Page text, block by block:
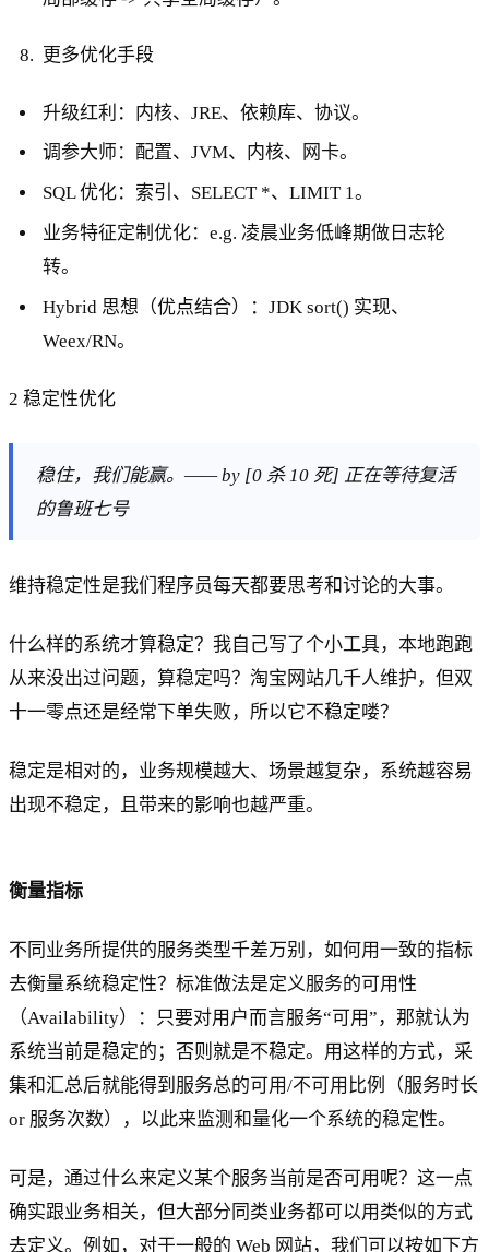
更多优化手段
升级红利：内核、JRE、依赖库、协议。
调参大师：配置、JVM、内核、网卡。
SQL 优化：索引、SELECT *、LIMIT 1。
业务特征定制优化：e.g. 凌晨业务低峰期做日志轮
转。
Hybrid 思想（优点结合）：JDK sort() 实现、
Weex/RN。
2 稳定性优化
稳住，我们能赢。—— by [0 杀 10 死] 正在等待复活
的鲁班七号
维持稳定性是我们程序员每天都要思考和讨论的大事。
什么样的系统才算稳定？我自己写了个小工具，本地跑跑
从来没出过问题，算稳定吗？淘宝网站几千人维护，但双
十一零点还是经常下单失败，所以它不稳定喽？
稳定是相对的，业务规模越大、场景越复杂，系统越容易
出现不稳定，且带来的影响也越严重。
衡量指标
不同业务所提供的服务类型千差万别，如何用一致的指标
去衡量系统稳定性？标准做法是定义服务的可用性
（Availability）：只要对用户而言服务“可用”，那就认为
系统当前是稳定的；否则就是不稳定。用这样的方式，采
集和汇总后就能得到服务总的可用/不可用比例（服务时长
or 服务次数），以此来监测和量化一个系统的稳定性。
可是，通过什么来定义某个服务当前是否可用呢？这一点
确实跟业务相关，但大部分同类业务都可以用类似的方式
去定义。例如，对于一般的 Web 网站，我们可以按如下方